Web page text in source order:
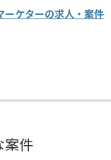
ーケターの求人・案件
案件